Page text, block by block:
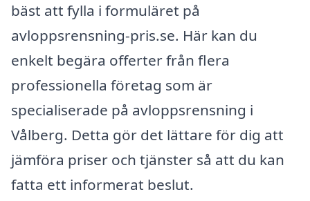
bäst att fylla i formuläret på
avloppsrensning-pris.se. Här kan du
enkelt begära offerter från flera
professionella företag som är
specialiserade på avloppsrensning i
Vålberg. Detta gör det lättare för dig att
jämföra priser och tjänster så att du kan
fatta ett informerat beslut.